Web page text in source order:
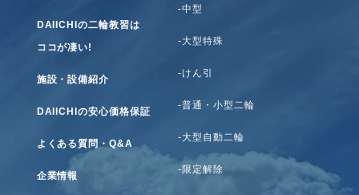
DAIICHIの二輪教習は
ココが凄い!
施設・設備紹介
DAIICHIの安心価格保証
よくある質問・Q&A
企業情報
-中型
-大型特殊
-けん引
-普通・小型二輪
-大型自動二輪
-限定解除